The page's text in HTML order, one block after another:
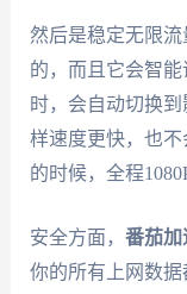
然后是稳定无限
的，而且它会智
时，会自动切换
样速度更快，也不
的时候，全程
安全方面， 番茄加
你的所有上网数